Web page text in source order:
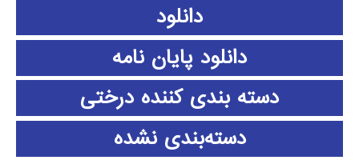
دانلود
دانلود پايان نامه
دسته بندی کننده درختی
دسته‌بندی نشده